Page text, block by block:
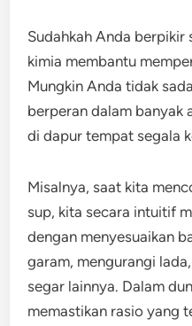
Sudahkah Anda berpikir
kimia membantu
Mungkin Anda tidak
berperan dalam banyak
di dapur tempat segala
Misalnya, saat kita
sup, kita secara intuitif
dengan menyesuaikan
garam, mengurangi
segar lainnya. Dalam
memastikan rasio yang